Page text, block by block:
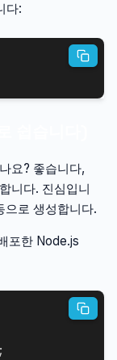
다:
요? 좋습니다,
니다. 진심입니
로 생성합니다.
포한 Node.js
;